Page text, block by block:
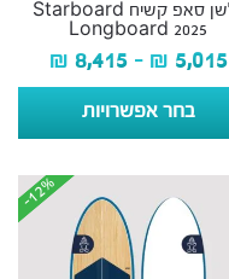
גלשן סאפ קשיח Starboard
Longboard 2025
₪ 5,015
–
₪ 8,415
בחר אפשרויות
-12%
-12%